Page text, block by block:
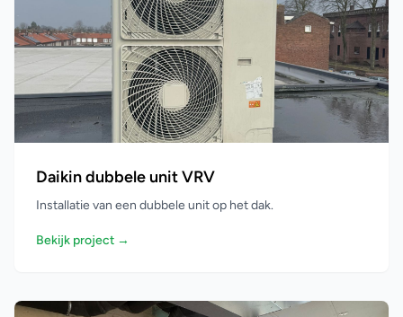
Daikin dubbele unit VRV
Installatie van een dubbele unit op het dak.
Bekijk project →